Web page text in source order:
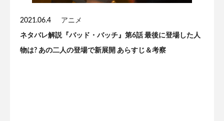
2021.06.4 アニメ
ネタバレ解説『バッド・バッチ』第6話 最後に登場した人
物は? あの二人の登場で新展開 あらすじ＆考察